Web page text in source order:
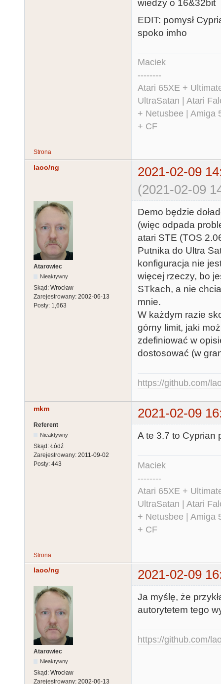
wiedzy o 16&32bit
EDIT: pomysł
spoko imho
Maciek
--------
Atari 65XE +
UltraSatan | Atari
+ Netusbee | Amiga
+ CF
Strona
laoo/ng
2021-02-09
(2021-02-09
Atarowiec
Nieaktywny
Skąd: Wrocław
Zarejestrowany: 2002-06-13
Posty: 1,663
Demo będzie
(więc odpada
atari STE (TOS
Putnika do Ultra
konfiguracja nie
więcej rzeczy, bo
STkach, a nie
mnie.
W każdym razie
górny limit, jaki
zdefiniować w
dostosować (w
https://github.com/
mkm 2021-02-09
Referent
Nieaktywny
Skąd: Łódź
Zarejestrowany: 2011-09-02
Posty: 443
A te 3.7 to Cyprian
Maciek
--------
Atari 65XE +
UltraSatan | Atari
+ Netusbee | Amiga
+ CF
Strona
laoo/ng 2021-02-09
Atarowiec
Nieaktywny
Skąd: Wrocław
Zarejestrowany: 2002-06-13
Ja myślę, że
autorytetem tego
https://github.com/